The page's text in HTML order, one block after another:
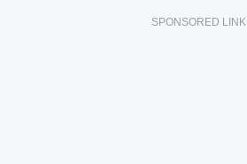
SPONSORED LINK